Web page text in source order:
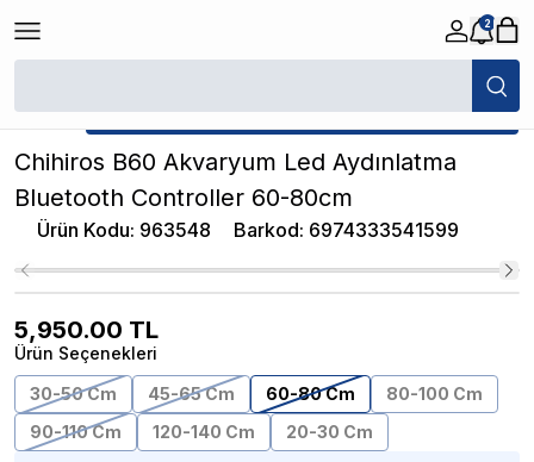
2
/ Chihiros B60 Akvaryum Led Aydınlatma
★ Atakan Petshop, Chihiros yetkili satıcısıdır.
Chihiros B60 Akvaryum Led Aydınlatma
Bluetooth Controller 60-80cm
Ürün Kodu: 963548 Barkod: 6974333541599
5,950.00 TL
Ürün Seçenekleri
30-50 Cm
45-65 Cm 60-80 Cm
80-100 Cm
90-110 Cm
120-140 Cm 20-30 Cm